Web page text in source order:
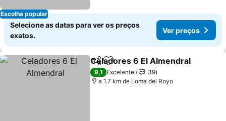
Escolha popular
Selecione as datas para ver os preços
exatos.
Ver preços
PartilharAdicionar aos favoritos
Celadores 6 El Almendral
9,1 Excelente
39
a 1.7 km de Loma del Royo